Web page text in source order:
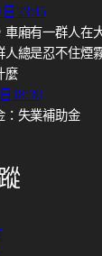
23:45
廂有一群人在
人總是忍不住
麼
18:30
：失業補助金